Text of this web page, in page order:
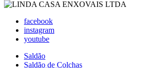
facebook
instagram
youtube
Saldão
Saldão de Colchas